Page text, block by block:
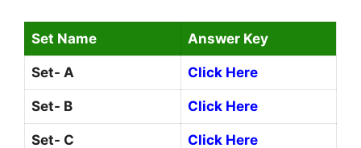
Set Name Answer Key
Set- A Click Here
Set- B Click Here
Set- C Click Here